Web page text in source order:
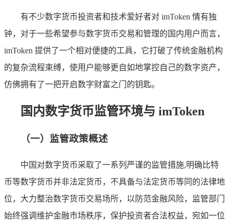
有不少数字货币投资者和技术爱好者对 imToken 情有独
钟，对于一些希望参与数字货币交易和管理的国内用户而言，
imToken 提供了一个相对便捷的工具，它打破了传统金融机构
的复杂流程束缚，使用户能够更自如地掌控自己的数字资产，
仿佛拥有了一把开启数字财富之门的钥匙。
国内数字货币监管环境与 imToken
（一）监管政策概述
中国对数字货币采取了一系列严谨的监管措施,明确比特
币等数字货币并非法定货币，不具备与法定货币等同的法律地
位，大力整治数字货币交易场所，以防范金融风险，监管部门
始终强调维护金融市场秩序，保护投资者合法权益，宛如一位